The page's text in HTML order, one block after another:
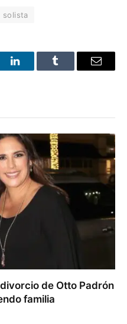
solista
LinkedInTumblr Email
de Otto Padrón
familia